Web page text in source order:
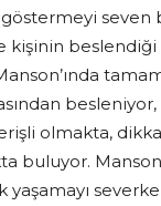
seven
kişinin beslendiği
olmakta,
buluyor. Manson
yaşamayı